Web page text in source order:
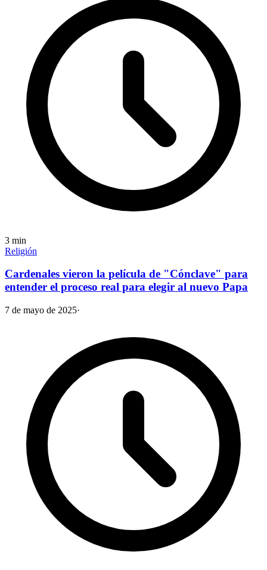
3 min
Religión
Cardenales vieron la película de "Cónclave" para
entender el proceso real para elegir al nuevo Papa
7 de mayo de 2025·